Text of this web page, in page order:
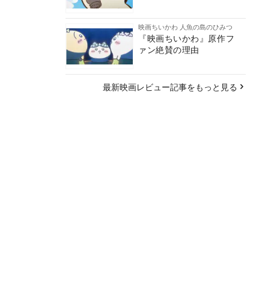
映画ちいかわ 人魚の島のひみつ
『映画ちいかわ』原作フ
ァン絶賛の理由
最新映画レビュー記事をもっと見る